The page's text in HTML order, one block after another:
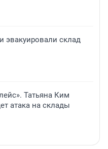
эвакуировали склад
Татьяна Ким
атака на склады